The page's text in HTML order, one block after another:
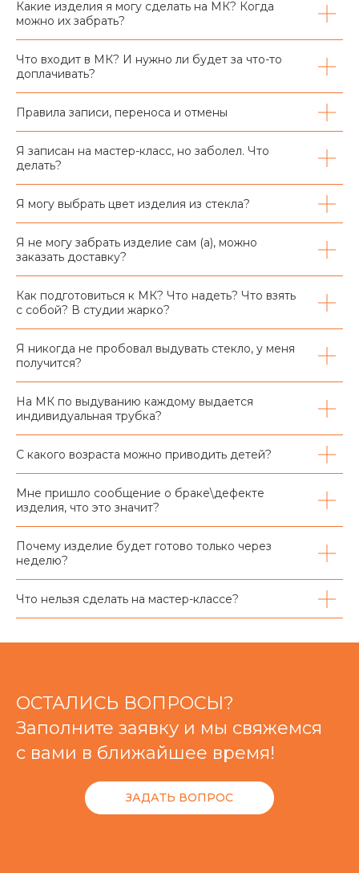
Какие изделия я могу сделать на МК? Когда
можно их забрать?
Что входит в МК? И нужно ли будет за что-то
доплачивать?
Правила записи, переноса и отмены
Я записан на мастер-класс, но заболел. Что
делать?
Я могу выбрать цвет изделия из стекла?
Я не могу забрать изделие сам (а), можно
заказать доставку?
Как подготовиться к МК? Что надеть? Что взять
с собой? В студии жарко?
Я никогда не пробовал выдувать стекло, у меня
получится?
На МК по выдуванию каждому выдается
индивидуальная трубка?
С какого возраста можно приводить детей?
Мне пришло сообщение о браке\дефекте
изделия, что это значит?
Почему изделие будет готово только через
неделю?
Что нельзя сделать на мастер-классе?
ОСТАЛИСЬ ВОПРОСЫ?
Заполните заявку и мы свяжемся
с вами в ближайшее время!
ЗАДАТЬ ВОПРОС